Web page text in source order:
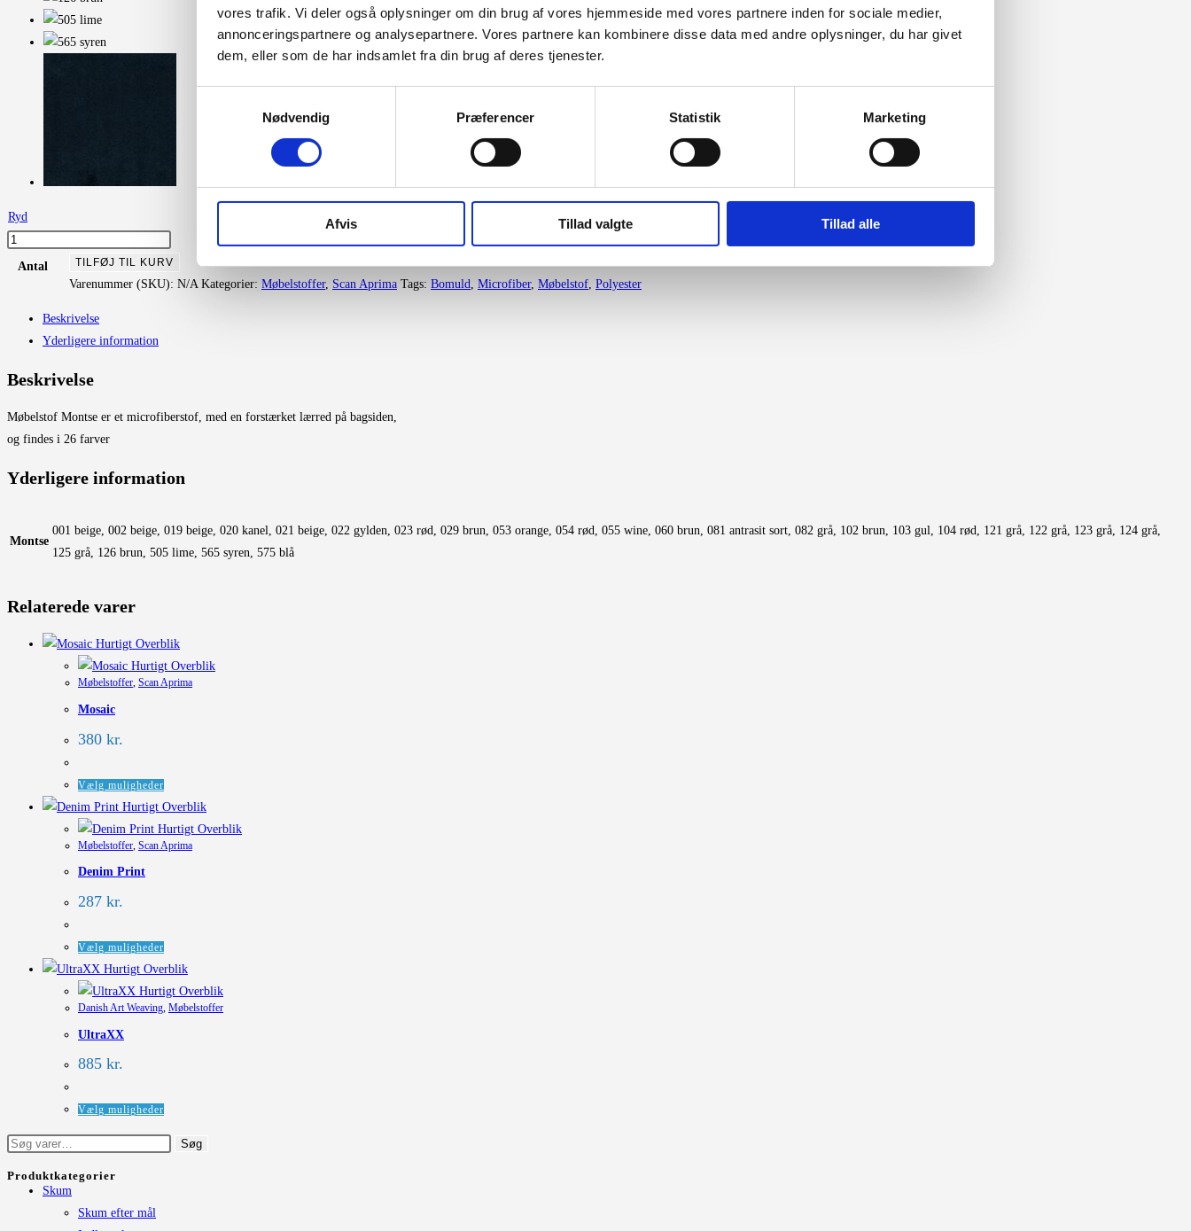
vores trafik. Vi deler også oplysninger om din brug af vores hjemmeside med vores partnere inden for sociale medier,
annonceringspartnere og analysepartnere. Vores partnere kan kombinere disse data med andre oplysninger, du har givet
dem, eller som de har indsamlet fra din brug af deres tjenester.
Nødvendig
Præferencer Statistik Marketing
Afvis Tillad valgte Tillad alle
Ryd
Montse
antalAntal TILFØJ TIL KURV
Varenummer (SKU): N/A Kategorier: Møbelstoffer, Scan Aprima Tags: Bomuld Microfiber, Møbelstof Polyester
Beskrivelse
Yderligere information
Beskrivelse
Møbelstof Montse er et microfiberstof, med en forstærket lærred på bagsiden,
og findes i 26 farver
Yderligere information
Montse
001 beige, 002 beige, 019 beige, 020 kanel, 021 beige, 022 gylden, 023 rød, 029 brun, 053 orange, 054 rød, 055 wine, 060 brun, 081 antrasit sort, 082 grå, 102 brun, 103 gul, 104 rød, 121 grå, 122 grå, 123 grå, 124 grå,
125 grå, 126 brun, 505 lime, 565 syren, 575 blå
Relaterede varer
Hurtigt Overblik
Hurtigt Overblik
Møbelstoffer, Scan Aprima
Mosaic
380 kr.
Vælg mulighederDette
vare
har
flere
vælges
Hurtigt Overblik
Hurtigt Overblik
Møbelstoffer Scan Aprima
Denim Print
287 kr.
Vælg muligheder
vare
har
flere
vælges
varesiden
Hurtigt Overblik
Hurtigt Overblik
Danish Art Weaving, Møbelstoffer
UltraXX
885 kr.
Vælg muligheder
har
Søg
Søg
Produktkategorier
Skum
Skum efter mål